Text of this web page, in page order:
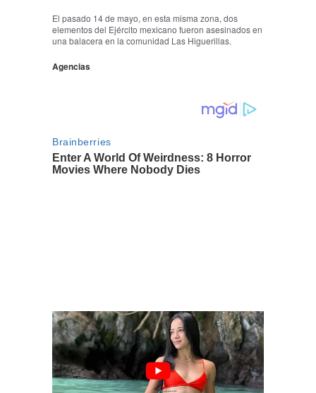
El pasado 14 de mayo, en esta misma zona, dos
elementos del Ejército mexicano fueron asesinados en
una balacera en la comunidad Las Higuerillas.
Agencias